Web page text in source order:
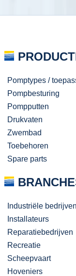
Pomptypes /
Pompbesturing
Pompputten
Drukvaten
Zwembad
Toebehoren
Spare parts
Industriële bedrijven
Installateurs
Reparatiebedrijven
Recreatie
Scheepvaart
Hoveniers